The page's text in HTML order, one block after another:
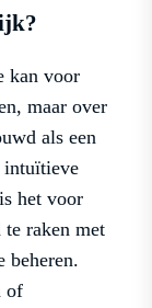
kan voor
maar over
als een
het voor
raken met
beheren.
of